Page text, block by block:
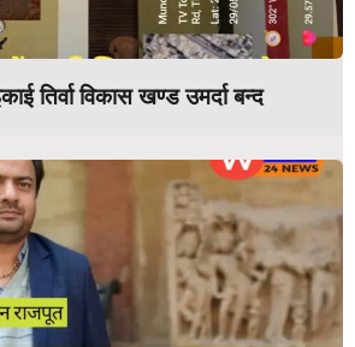
तिर्वा विकास खण्ड उमर्दा बन्द